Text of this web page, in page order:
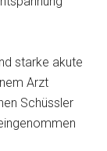
starke akute
Arzt
Schüssler